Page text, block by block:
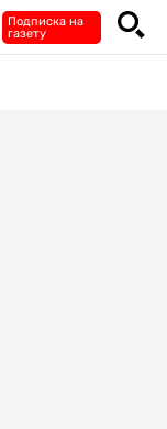
Подписка на
газету